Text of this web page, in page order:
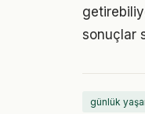
sonuçlar
günlük